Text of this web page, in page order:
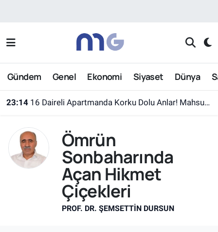
Gündem Genel Ekonomi Siyaset Dünya
23:14 16 Daireli Apartmanda Korku Dolu Anlar! Mahsur Kalanlar Kurtarıldı
Ömrün
Sonbaharında
Açan Hikmet
Çiçekleri
PROF. DR. ŞEMSETTIN DURSUN
Nöbetçi Eczaneler
Hava Durumu
Süper Lig Puan Durumu ve Fikstür
Tüm Manşetler
Son Dakika Haberleri
Haber Arşivi